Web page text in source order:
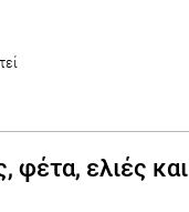
φέτα, ελιές και